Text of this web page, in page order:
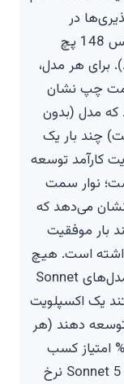
در
فایرفاکس 148 پچ
برای هر مدل،
چپ نشان
مدل (بدون
چند بار یک
کارآمد توسعه
نوار سمت
می‌دهد که
بار موفقیت
است. هیچ
یک از مدل‌های Sonnet
یک اکسپلویت
توسعه دهند (هر
دو 0.0% امتیاز کسب
کردند)؛ Sonnet 5 نرخ